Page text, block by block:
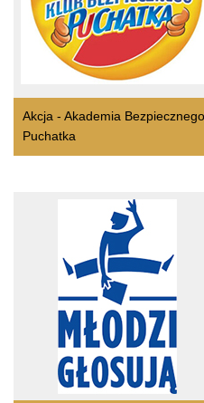
Akcja - Akademia Bezpiecznego
Puchatka